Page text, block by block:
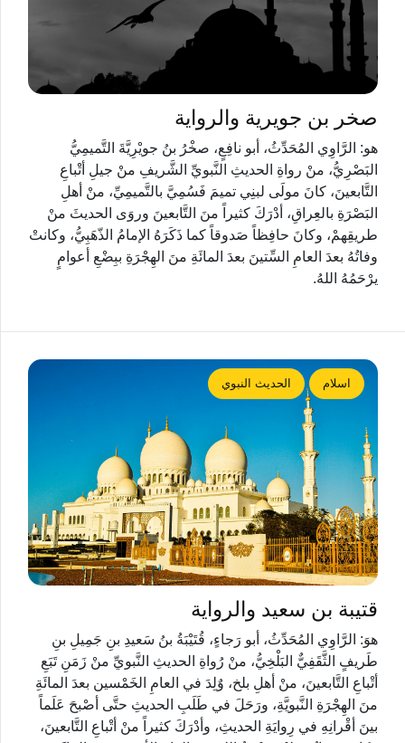
صخر بن جويرية والرواية
هو: الرَّاوِي المُحَدِّثُ، أبو نافِعٍ، صخْرُ بنُ جويْرِيَّةَ التَّميمِيُّ
البَصْرِيُّ، منْ رواةِ الحديثِ النَّبويِّ الشَّريفِ منْ جيلِ أتْباعِ
التَّابعينَ، كانَ مولَى لبنِي تميمَ فَسُمِيَّ بالتَّميمِيِّ، منْ أهلِ
البَصْرَةِ بالعِراقِ، أدْرَكَ كثيراً منَ التَّابعينَ وروَى الحديثَ منْ
طريقِهمْ، وكانَ حافِظاً صَدوقاً كما ذَكَرَهُ الإمامُ الذّهَبِيُّ، وكانتْ
وفاتُهُ بعدَ العامِ السِّتينَ بعدَ المائَةِ منَ الهِجْرَةِ ببِضْعِ أعوامٍ
يرْحَمُهُ اللهُ.
اسلام الحديث النبوي
قتيبة بن سعيد والرواية
هوَ: الرَّاوِي المُحَدِّثُ، أبو رَجاءٍ، قُتَيْبَةُ بنُ سَعيدِ بنِ جَمِيلِ بنِ
طَريفٍ الثَّقَفِيٌّ البَلْخِيُّ، منْ رُواةِ الحديثِ النَّبويِّ منْ زَمَنِ تَبَعِ
أتْباعِ التَّابعينَ، منْ أهلِ بلخ، وٌلِدَ في العامِ الخَمْسين بعدَ المائَةِ
منَ الهِجْرَةِ النَّبويَّةِ، ورَحَلَ في طَلَبِ الحديثِ حتَّى أصْبحَ عَلَماً
بينَ أقْرانِهِ في رِوايَةِ الحديثِ، وأدْرَكَ كثيراً منْ أتْباعِ التَّابعينَ،